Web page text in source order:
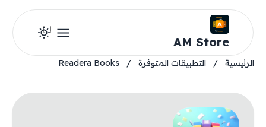
AM Store
الرئيسية / التطبيقات المتوفرة /
Readera Books